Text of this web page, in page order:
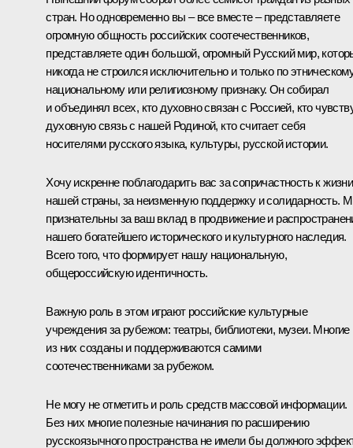
стран. Но одновременно вы – все вместе – представляете
огромную общность российских соотечественников,
представляете один большой, огромный Русский мир,
никогда не строился исключительно и только по
национальному или религиозному признаку. Он собирал
и объединял всех, кто духовно связан с Россией, кто
духовную связь с нашей Родиной, кто считает себя
носителями русского языка, культуры, русской истории.
Хочу искренне поблагодарить вас за сопричастность к жизни
нашей страны, за неизменную поддержку и солидарность.
признательны за ваш вклад в продвижение и
нашего богатейшего исторического и культурного наследия.
Всего того, что формирует нашу национальную,
общероссийскую идентичность.
Важную роль в этом играют российские культурные
учреждения за рубежом: театры, библиотеки, музеи. Многие
из них созданы и поддерживаются самими
соотечественниками за рубежом.
Не могу не отметить и роль средств массовой информации.
Без них многие полезные начинания по расширению
русскоязычного пространства не имели бы должного